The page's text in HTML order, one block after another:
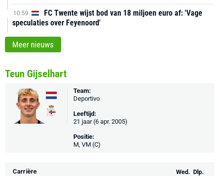
10:59
FC Twente wijst bod van 18 miljoen euro af: 'Vage
speculaties over Feyenoord'
Meer nieuws
Teun Gijselhart
Team:
Deportivo
Leeftijd:
21 jaar (6 apr. 2005)
Positie:
M, VM (C)
Carrière Wed. Dlp.